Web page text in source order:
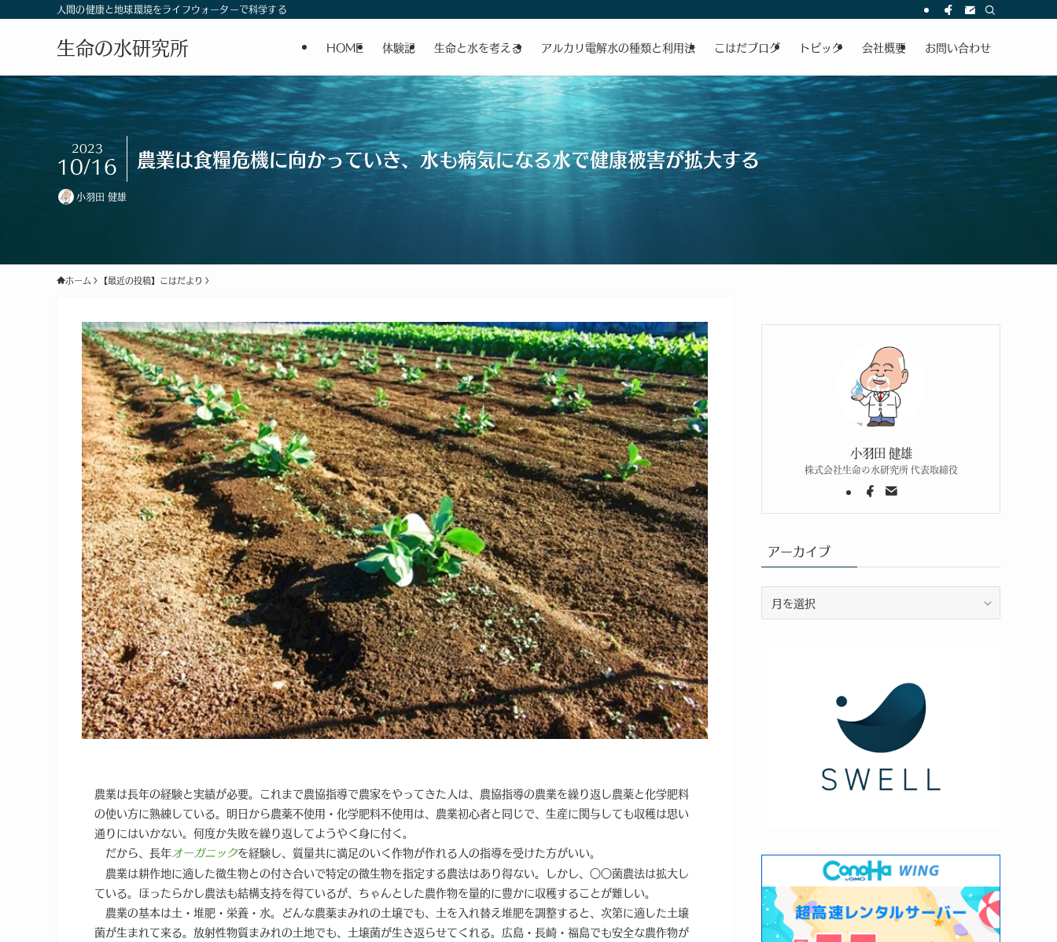
人間の健康と地球環境をライフウォーターで科学する
生命の水研究所 HOME 体験記 生命と水を考える アルカリ電解水の種類と利用法 こはだブログ トピック 会社概要 お問い合わせ
農業は食糧危機に向かっていき、水も病気になる水で健康被害が拡大する
2023
10/16
小羽田 健雄
ホーム 【最近の投稿】こはだより
農業は長年の経験と実績が必要。これまで農協指導で農家をやってきた人は、農協指導の農業を繰り返し農薬と化学肥料
の使い方に熟練している。明日から農薬不使用・化学肥料不使用は、農業初心者と同じで、生産に関与しても収穫は思い
通りにはいかない。何度か失敗を繰り返してようやく身に付く。
だから、長年オーガニックを経験し、質量共に満足のいく作物が作れる人の指導を受けた方がいい。
農業は耕作地に適した微生物との付き合いで特定の微生物を指定する農法はあり得ない。しかし、○○菌農法は拡大し
ている。ほったらかし農法も結構支持を得ているが、ちゃんとした農作物を量的に豊かに収穫することが難しい。
農業の基本は土・堆肥・栄養・水。どんな農薬まみれの土壌でも、土を入れ替え堆肥を調整すると、次第に適した土壌
菌が生まれて来る。放射性物質まみれの土地でも、土壌菌が生き返らせてくれる。広島・長崎・福島でも安全な農作物が
小羽田 健雄
株式会社生命の水研究所 代表取締役
アーカイブ